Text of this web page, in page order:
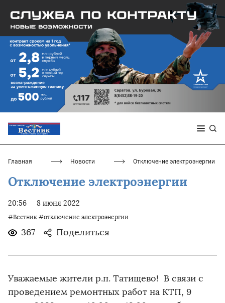
Главная Новости Отключение электроэнергии
Отключение электроэнергии
20:56 8 июня 2022
#Вестник #отключение электроэнергии
367 Поделиться
Уважаемые жители р.п. Татищево! В связи с
проведением ремонтных работ на КТП, 9